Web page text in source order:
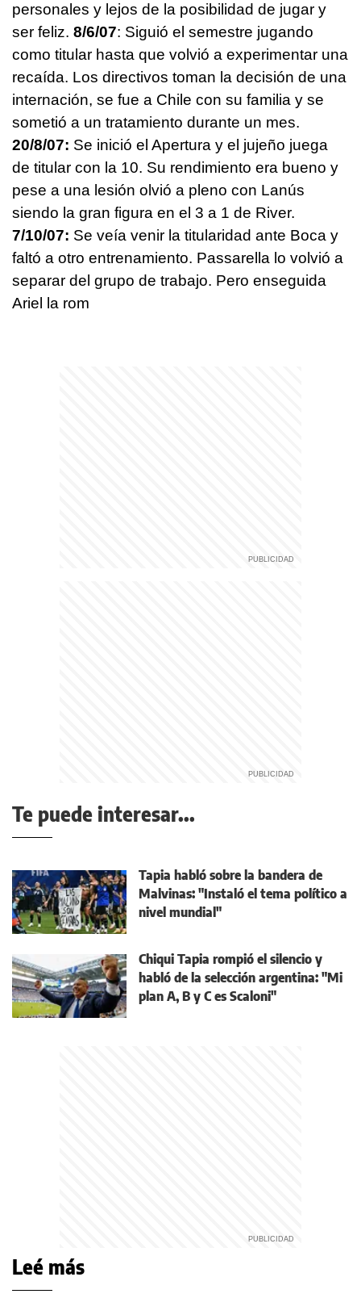
personales y lejos de la posibilidad de jugar y
ser feliz. 8/6/07: Siguió el semestre jugando
como titular hasta que volvió a experimentar una
recaída. Los directivos toman la decisión de una
internación, se fue a Chile con su familia y se
sometió a un tratamiento durante un mes.
20/8/07: Se inició el Apertura y el jujeño juega
de titular con la 10. Su rendimiento era bueno y
pese a una lesión olvió a pleno con Lanús
siendo la gran figura en el 3 a 1 de River.
7/10/07: Se veía venir la titularidad ante Boca y
faltó a otro entrenamiento. Passarella lo volvió a
separar del grupo de trabajo. Pero enseguida
Ariel la rom
Te puede interesar...
Tapia habló sobre la bandera de
Malvinas: "Instaló el tema político a
nivel mundial"
Chiqui Tapia rompió el silencio y
habló de la selección argentina: "Mi
plan A, B y C es Scaloni"
Leé más